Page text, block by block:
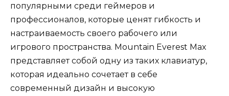
популярными среди геймеров и
профессионалов, которые ценят гибкость и
настраиваемость своего рабочего или
игрового пространства. Mountain Everest Max
представляет собой одну из таких клавиатур,
которая идеально сочетает в себе
современный дизайн и высокую